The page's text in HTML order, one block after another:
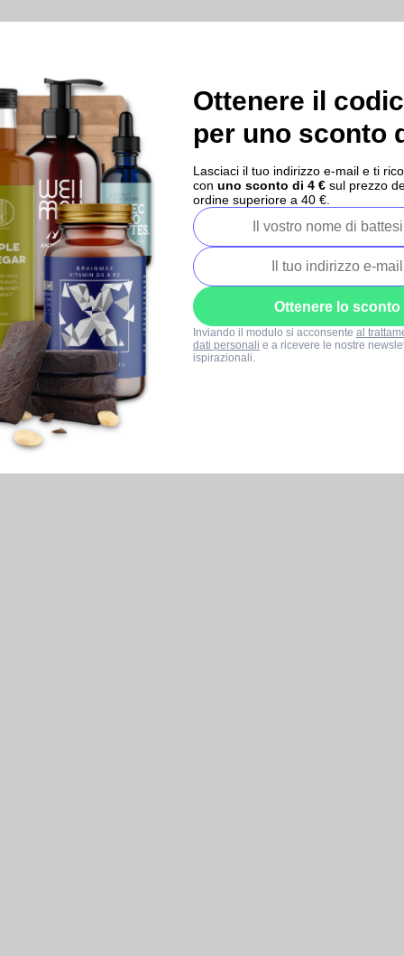
Ottenere il
per uno sconto
Lasciaci il tuo indirizzo e-mail e ti
con uno sconto di 4 € sul prezzo
ordine superiore a 40 €.
Ottenere lo sconto
Inviando il modulo si acconsente al
dati personali e a ricevere le nostre
ispirazionali.